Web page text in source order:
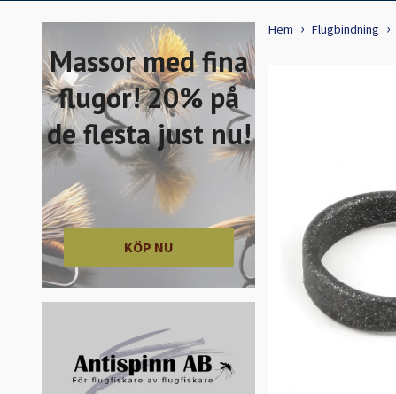
Massor med fina
flugor! 20% på
de flesta just nu!
KÖP NU
Hem Flugbindning